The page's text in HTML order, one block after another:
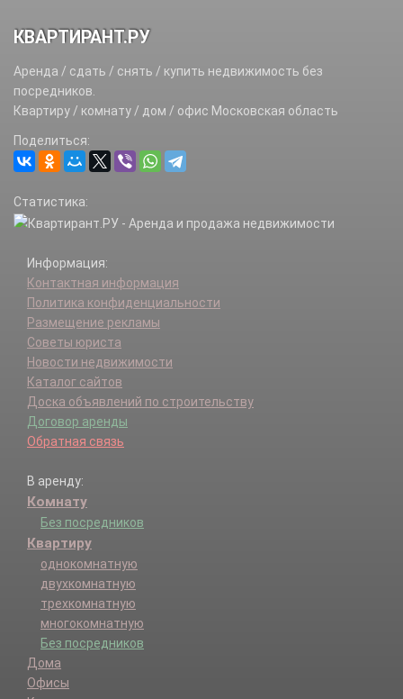
КВАРТИРАНТ.РУ
Аренда / сдать / снять / купить недвижимость без
посредников.
Квартиру / комнату / дом / офис Московская область
Поделиться:
Статистика:
Информация:
Контактная информация
Политика конфиденциальности
Размещение рекламы
Советы юриста
Новости недвижимости
Каталог сайтов
Доска объявлений по строительству
Договор аренды
Обратная связь
В аренду:
Комнату
Без посредников
Квартиру
однокомнатную
двухкомнатную
трехкомнатную
многокомнатную
Без посредников
Дома
Офисы